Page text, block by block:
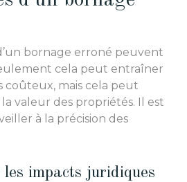
bornage erroné peuvent
cela peut entraîner
coûteux, mais cela peut
valeur des propriétés. Il est
à la précision des
impacts juridiques